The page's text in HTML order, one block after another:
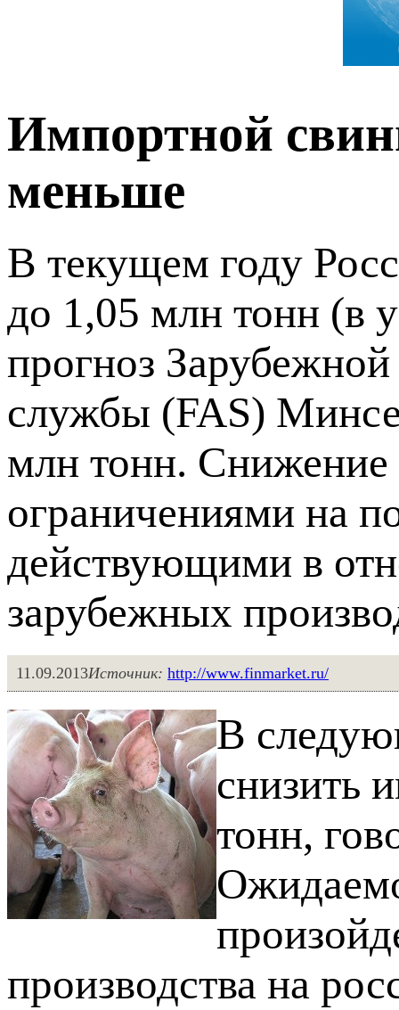
Импортной
меньше
В текущем году
до 1,05 млн тонн (в
прогноз Зарубежной
службы (FAS)
млн тонн. Снижение
ограничениями на
действующими в
зарубежных
11.09.2013Источник: http://www.finmarket.ru/
В
снизить
тонн,
производства на